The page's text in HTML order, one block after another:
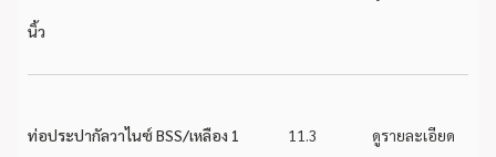
นิ้ว
ท่อประปากัลวาไนซ์ BSS/เหลือง 1 11.3 ดูรายละเอียด